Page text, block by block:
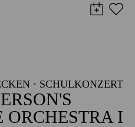
· SCHULKONZERT
ORCHESTRA I